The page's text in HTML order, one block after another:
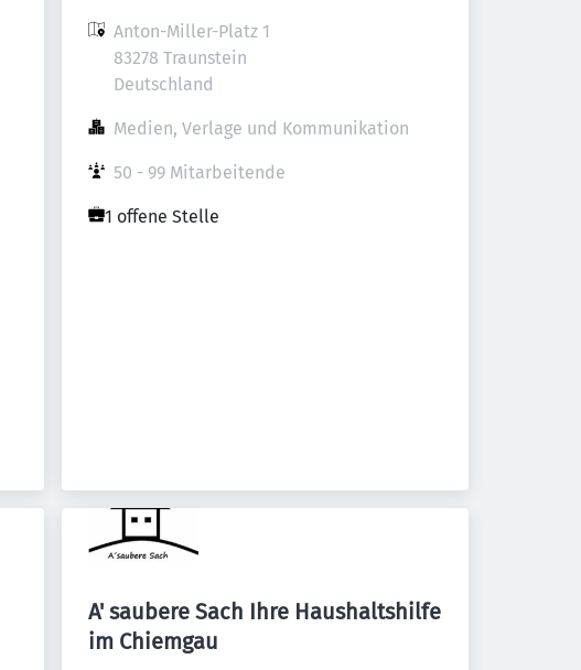
Anton-Miller-Platz 1
83278 Traunstein
Deutschland
Medien, Verlage und Kommunikation
50 - 99 Mitarbeitende
1 offene Stelle
A' saubere Sach Ihre Haushaltshilfe
im Chiemgau